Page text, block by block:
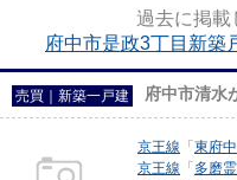
過去に掲載
府中市是政3丁目新築
売買｜新築一戸建 府中市清水
京王線 「 東府中
京王線 「 多磨